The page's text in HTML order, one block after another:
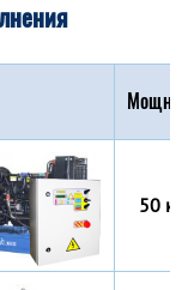
50